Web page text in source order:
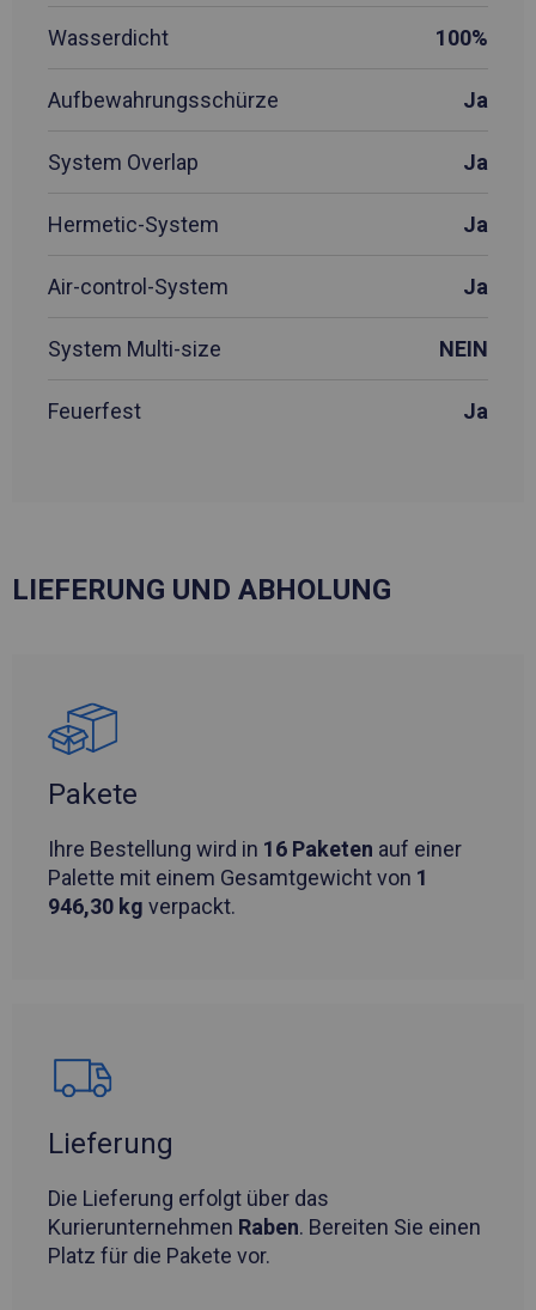
Wasserdicht 100%
Aufbewahrungsschürze Ja
System Overlap Ja
Hermetic-System Ja
Air-control-System Ja
System Multi-size NEIN
Feuerfest Ja
LIEFERUNG UND ABHOLUNG
Pakete
Ihre Bestellung wird in 16 Paketen auf einer
Palette mit einem Gesamtgewicht von 1
946,30 kg verpackt.
Lieferung
Die Lieferung erfolgt über das
Kurierunternehmen Raben. Bereiten Sie einen
Platz für die Pakete vor.